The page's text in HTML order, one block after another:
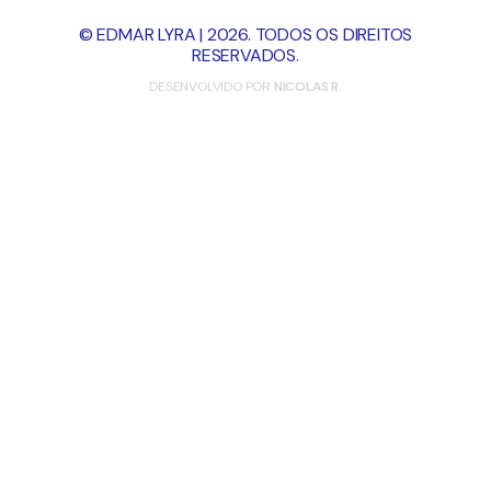
© EDMAR LYRA | 2026. TODOS OS DIREITOS
RESERVADOS.
DESENVOLVIDO POR NICOLAS R.